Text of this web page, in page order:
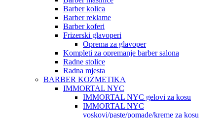
Barber kolica
Barber reklame
Barber koferi
Frizerski glavoperi
Oprema za glavoper
Kompleti za opremanje barber salona
Radne stolice
Radna mjesta
BARBER KOZMETIKA
IMMORTAL NYC
IMMORTAL NYC gelovi za kosu
IMMORTAL NYC
voskovi/paste/pomade/kreme za kosu